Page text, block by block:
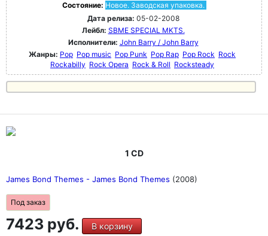
Состояние: Новое. Заводская упаковка.
Дата релиза: 05-02-2008
Лейбл: SBME SPECIAL MKTS.
Исполнители: John Barry / John Barry
Жанры: Pop Pop music Pop Punk Pop Rap Pop Rock Rock
Rockabilly Rock Opera Rock & Roll Rocksteady
1 CD
James Bond Themes - James Bond Themes (2008)
Под заказ
7423 руб. В корзину